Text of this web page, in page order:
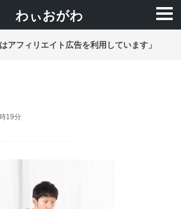
わぃおがわ
アフィリエイト広告を利用しています」
19分